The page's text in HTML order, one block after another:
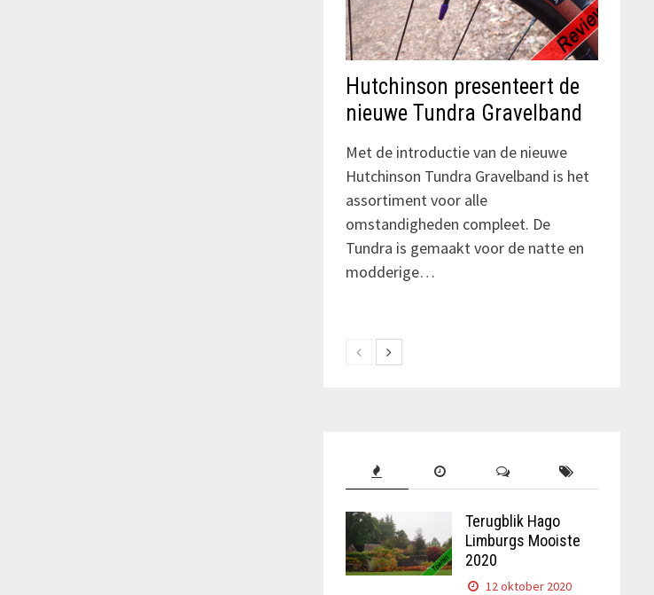
Hutchinson presenteert de
nieuwe Tundra Gravelband
Met de introductie van de nieuwe
Hutchinson Tundra Gravelband is het
assortiment voor alle
omstandigheden compleet. De
Tundra is gemaakt voor de natte en
modderige…
Terugblik Hago
Limburgs Mooiste
2020
12 oktober 2020